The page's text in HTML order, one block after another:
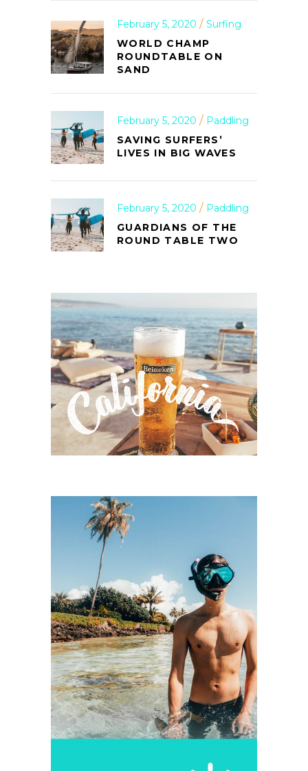
February 5, 2020
Surfing
WORLD CHAMP
ROUNDTABLE ON
SAND
February 5, 2020
Paddling
SAVING SURFERS’
LIVES IN BIG WAVES
February 5, 2020
Paddling
GUARDIANS OF THE
ROUND TABLE TWO